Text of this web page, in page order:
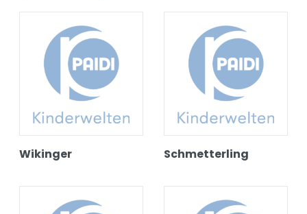
Wikinger Schmetterling